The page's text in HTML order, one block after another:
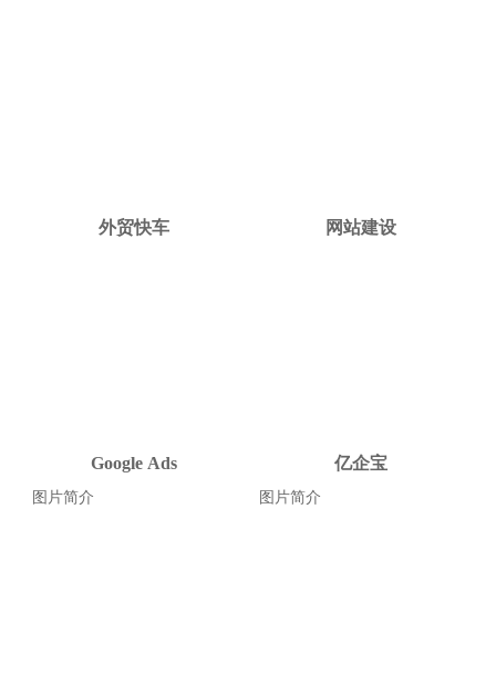
外贸快车 网站建设
Google Ads
图片简介
亿企宝
图片简介